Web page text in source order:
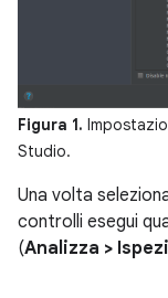
Figura 1.
Studio.
Una volta
controlli esegui
(Analizza >